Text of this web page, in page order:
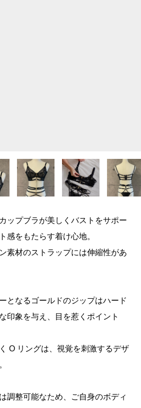
ップブラが美しくバストをサポー
感をもたらす着け心地。
素材のストラップには伸縮性があ
となるゴールドのジップはハード
印象を与え、目を惹くポイント
O リングは、視覚を刺激するデザ
調整可能なため、ご自身のボディ